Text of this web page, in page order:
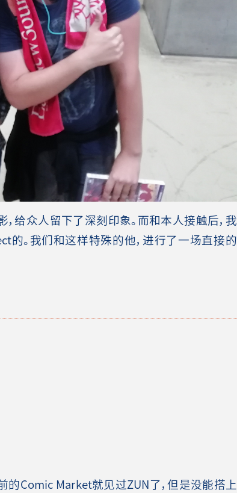
给众人留下了深刻印象。而和本人接触后，我
的。我们和这样特殊的他，进行了一场直接的
的Comic Market就见过ZUN了，但是没能搭上